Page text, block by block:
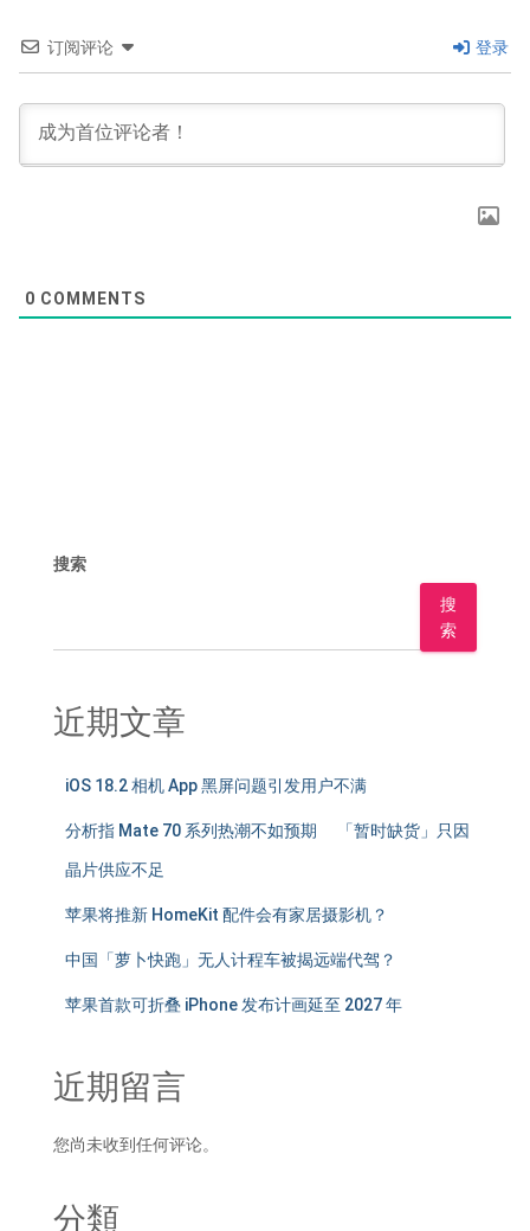
订阅评论 登录
0 COMMENTS
搜索
搜
索
近期文章
iOS 18.2 相机 App 黑屏问题引发用户不满
分析指 Mate 70 系列热潮不如预期 「暂时缺货」只因
晶片供应不足
苹果将推新 HomeKit 配件会有家居摄影机？
中国「萝卜快跑」无人计程车被揭远端代驾？
苹果首款可折叠 iPhone 发布计画延至 2027 年
近期留言
您尚未收到任何评论。
分類